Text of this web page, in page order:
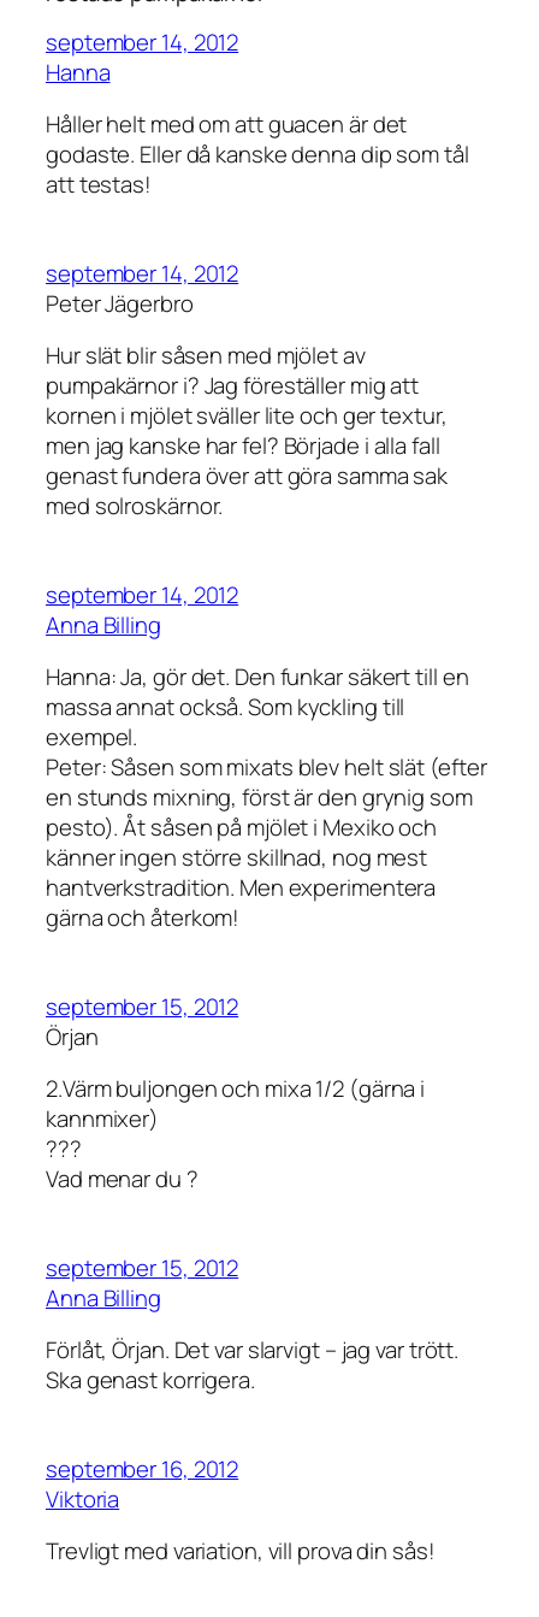
september 14, 2012
Hanna
Håller helt med om att guacen är det
godaste. Eller då kanske denna dip som tål
att testas!
september 14, 2012
Peter Jägerbro
Hur slät blir såsen med mjölet av
pumpakärnor i? Jag föreställer mig att
kornen i mjölet sväller lite och ger textur,
men jag kanske har fel? Började i alla fall
genast fundera över att göra samma sak
med solroskärnor.
september 14, 2012
Anna Billing
Hanna: Ja, gör det. Den funkar säkert till en
massa annat också. Som kyckling till
exempel.
Peter: Såsen som mixats blev helt slät (efter
en stunds mixning, först är den grynig som
pesto). Åt såsen på mjölet i Mexiko och
känner ingen större skillnad, nog mest
hantverkstradition. Men experimentera
gärna och återkom!
september 15, 2012
Örjan
2.Värm buljongen och mixa 1/2 (gärna i
kannmixer)
???
Vad menar du ?
september 15, 2012
Anna Billing
Förlåt, Örjan. Det var slarvigt – jag var trött.
Ska genast korrigera.
september 16, 2012
Viktoria
Trevligt med variation, vill prova din sås!